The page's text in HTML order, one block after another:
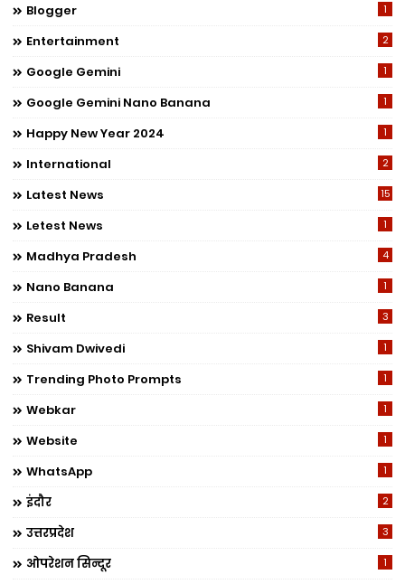
Blogger 1
Entertainment 2
Google Gemini 1
Google Gemini Nano Banana 1
Happy New Year 2024 1
International 2
Latest News 15
Letest News 1
Madhya Pradesh 4
Nano Banana 1
Result 3
Shivam Dwivedi 1
Trending Photo Prompts 1
Webkar 1
Website 1
WhatsApp 1
इंदौर 2
उत्तरप्रदेश 3
ओपरेशन सिन्दूर 1